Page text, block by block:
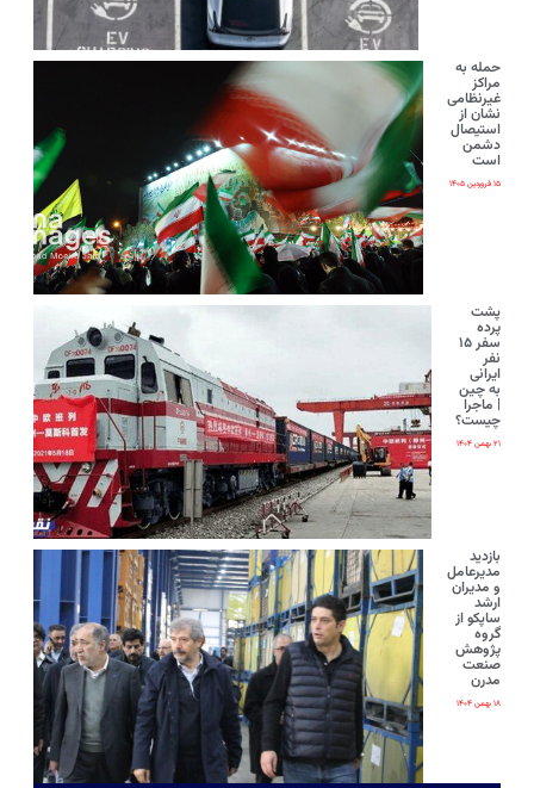
حمله به
مراکز
غیرنظامی
نشان از
استیصال
دشمن
است
۱۵ فروردین ۱۴۰۵
پشت
پرده
سفر ۱۵
نفر
ایرانی‌
به چین
| ماجرا
چیست؟
۲۱ بهمن ۱۴۰۴
بازدید
مدیرعامل
و مدیران
ارشد
ساپکو از
گروه
پژوهش
صنعت
مدرن
۱۸ بهمن ۱۴۰۴